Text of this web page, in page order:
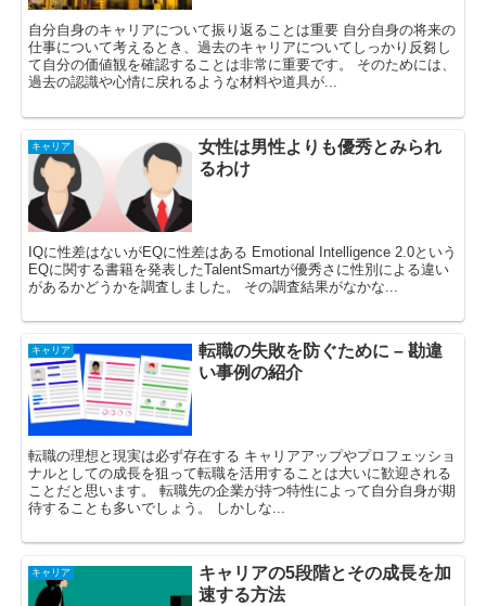
自分自身のキャリアについて振り返ることは重要 自分自身の将来の
仕事について考えるとき、過去のキャリアについてしっかり反芻し
て自分の価値観を確認することは非常に重要です。 そのためには、
過去の認識や心情に戻れるような材料や道具が...
キャリア
女性は男性よりも優秀とみられ
るわけ
IQに性差はないがEQに性差はある Emotional Intelligence 2.0という
EQに関する書籍を発表したTalentSmartが優秀さに性別による違い
があるかどうかを調査しました。 その調査結果がなかな...
キャリア
転職の失敗を防ぐために – 勘違
い事例の紹介
転職の理想と現実は必ず存在する キャリアアップやプロフェッショ
ナルとしての成長を狙って転職を活用することは大いに歓迎される
ことだと思います。 転職先の企業が持つ特性によって自分自身が期
待することも多いでしょう。 しかしな...
キャリア
キャリアの5段階とその成長を加
速する方法